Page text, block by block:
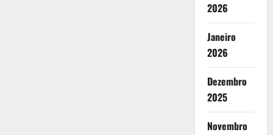
2026
Janeiro
2026
Dezembro
2025
Novembro